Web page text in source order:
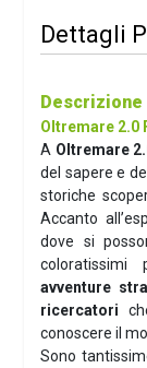
Dettagli
Descrizione
Oltremare 2.0
A Oltremare
del sapere e
storiche
Accanto
dove si
avventure
ricercatori
conoscere il
Sono